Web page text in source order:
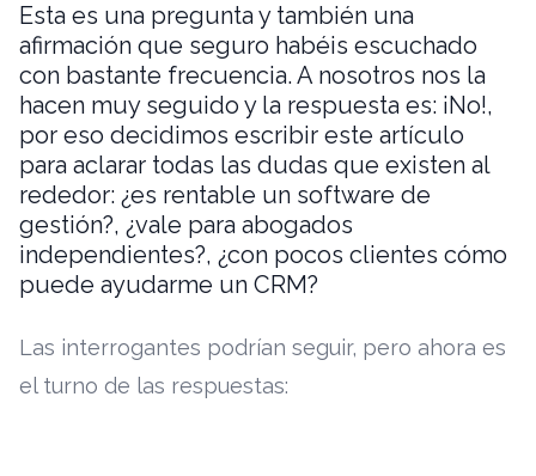
Esta es una pregunta y también una
afirmación que seguro habéis escuchado
con bastante frecuencia. A nosotros nos la
hacen muy seguido y la respuesta es: ¡No!,
por eso decidimos escribir este artículo
para aclarar todas las dudas que existen al
rededor: ¿es rentable un software de
gestión?, ¿vale para abogados
independientes?, ¿con pocos clientes cómo
puede ayudarme un CRM?
Las interrogantes podrían seguir, pero ahora es
el turno de las respuestas: